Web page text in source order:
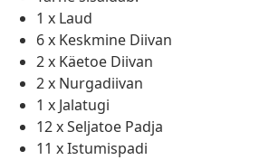
1 x Laud
6 x Keskmine Diivan
2 x Käetoe Diivan
2 x Nurgadiivan
1 x Jalatugi
12 x Seljatoe Padja
11 x Istumispadi